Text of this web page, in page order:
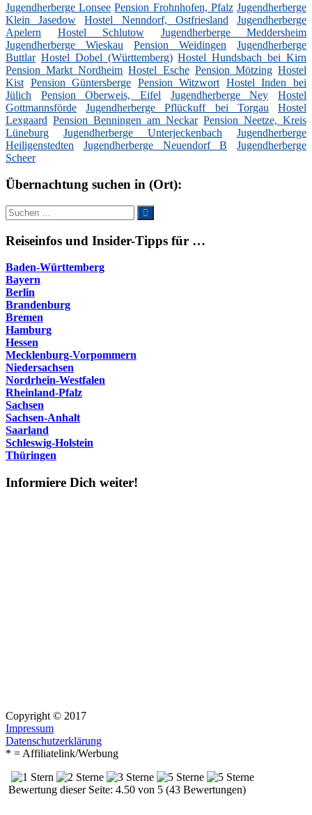
Jugendherberge Lonsee Pension Frohnhofen, Pfalz Jugendherberge
Klein Jasedow
Hostel Nenndorf, Ostfriesland
Jugendherberge
Apelern
Hostel Schlutow
Jugendherberge Meddersheim
Jugendherberge Wieskau
Pension Weidingen
Jugendherberge
Buttlar Hostel Dobel (Württemberg) Hostel Hundsbach bei Kirn
Pension Markt Nordheim Hostel Esche Pension Mötzing Hostel
Kist Pension Güntersberge Pension Witzwort Hostel Inden bei
Jülich
Pension Oberweis, Eifel Jugendherberge Ney
Hostel
Gottmannsförde
Jugendherberge Pflückuff bei Torgau
Hostel
Lexgaard Pension Benningen am Neckar Pension Neetze, Kreis
Lüneburg
Jugendherberge Unterjeckenbach
Jugendherberge
Heiligenstedten
Jugendherberge Neuendorf B
Jugendherberge
Scheer
Übernachtung suchen in (Ort):
Suche
nach:
Suchen
Reiseinfos und Insider-Tipps für …
Baden-Württemberg
Bayern
Berlin
Brandenburg
Bremen
Hamburg
Hessen
Mecklenburg-Vorpommern
Niedersachsen
Nordrhein-Westfalen
Rheinland-Pfalz
Sachsen
Sachsen-Anhalt
Saarland
Schleswig-Holstein
Thüringen
Informiere Dich weiter!
Copyright © 2017
Impressum
Datenschutzerklärung
* = Affiliatelink/Werbung
Bewertung dieser Seite: 4.50 von 5 (43 Bewertungen)